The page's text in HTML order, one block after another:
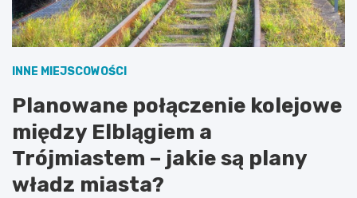
INNE MIEJSCOWOŚCI
Planowane połączenie kolejowe
między Elblągiem a
Trójmiastem – jakie są plany
władz miasta?